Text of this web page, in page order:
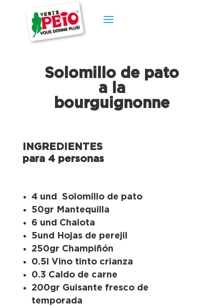
Solomillo de pato
a la
bourguignonne
INGREDIENTES
para 4 personas
4 und Solomillo de pato
50gr Mantequilla
6 und Chalota
5und Hojas de perejil
250gr Champiñón
0.5l Vino tinto crianza
0.3 Caldo de carne
200gr Guisante fresco de
temporada